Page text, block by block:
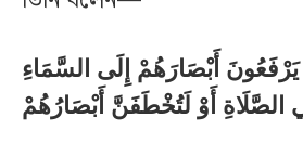
يَرْفَعُونَ أَبْصَارَهُمْ إِلَى السَّمَاءِ
الصَّلَاةِ أَوْ لَتُخْطَفَنَّ أَبْصَارُهُمْ